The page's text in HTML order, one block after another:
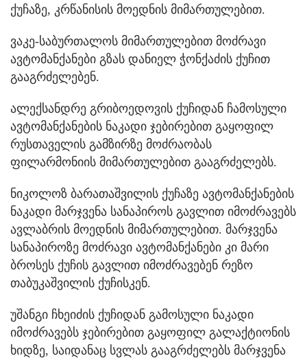
ქუჩაზე, კრწანისის მოედნის მიმართულებით.
ვაკე-საბურთალოს მიმართულებით მოძრავი
ავტომანქანები გზას დანიელ ჭონქაძის ქუჩით
გააგრძელებენ.
ალექსანდრე გრიბოედოვის ქუჩიდან ჩამოსული
ავტომანქანების ნაკადი ჯებირებით გაყოფილ
რუსთაველის გამზირზე მოძრაობას
ფილარმონიის მიმართულებით გააგრძელებს.
ნიკოლოზ ბარათაშვილის ქუჩაზე ავტომანქანების
ნაკადი მარჯვენა სანაპიროს გავლით იმოძრავებს
ავლაბრის მოედნის მიმართულებით. მარჯვენა
სანაპიროზე მოძრავი ავტომანქანები კი მარი
ბროსეს ქუჩის გავლით იმოძრავებენ რეზო
თაბუკაშვილის ქუჩისკენ.
უშანგი ჩხეიძის ქუჩიდან გამოსული ნაკადი
იმოძრავებს ჯებირებით გაყოფილ გალაქტიონის
ხიდზე, საიდანაც სვლას გააგრძელებს მარჯვენა